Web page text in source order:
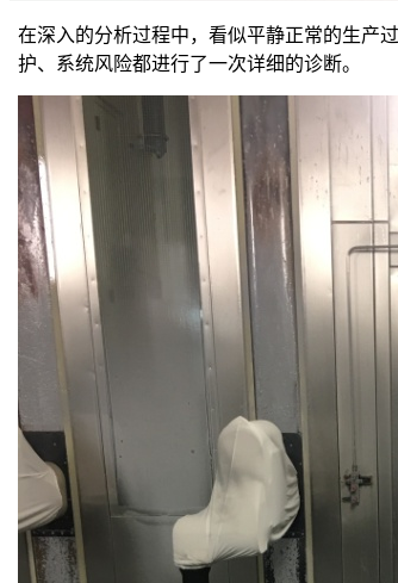
在深入的分析过程中，看似平静正常的生产
护、系统风险都进行了一次详细的诊断。